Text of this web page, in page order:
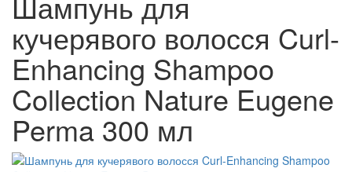
кучерявого волосся Curl-
Enhancing Shampoo
Collection Nature Eugene
Perma 300 мл